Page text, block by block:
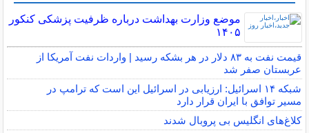
موضع وزارت بهداشت درباره ظرفیت پزشکی کنکور
۱۴۰۵
قیمت نفت به ۸۳ دلار در هر بشکه رسید | واردات نفت آمریکا از
عربستان صفر شد
شبکه ۱۴ اسرائیل: ارزیابی در اسرائیل این است که ترامپ در
مسیر توافق با ایران قرار دارد
کلاغ‌های انگلیس بی پروبال شدند